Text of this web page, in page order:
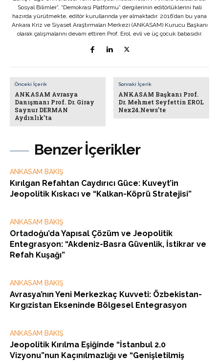
Benzer İçerikler
ANKASAM BAKIŞ
Kırılgan Refahtan Caydırıcı Güce: Kuveyt’in
Jeopolitik Kıskacı ve “Kalkan-Köprü Stratejisi”
ANKASAM BAKIŞ
Ortadoğu’da Yapısal Çözüm ve Jeopolitik
Entegrasyon: “Akdeniz-Basra Güvenlik, İstikrar ve
Refah Kuşağı”
ANKASAM BAKIŞ
Avrasya’nın Yeni Merkezkaç Kuvveti: Özbekistan-
Kırgızistan Ekseninde Bölgesel Entegrasyon
ANKASAM BAKIŞ
Jeopolitik Kırılma Eşiğinde “İstanbul 2.0
Vizyonu”nun Kaçınılmazlığı ve “Genişletilmiş
Sosyal Bilimler”, “Demokrasi Platformu” dergilerinin editörlüklerini hali
hazırda yürütmekte, editör kurullarında yer almaktadır. 2016’dan bu yana
Ankara Kriz ve Siyaset Araştırmaları Merkezi (ANKASAM) Kurucu Başkanı
olarak çalışmalarını devam ettiren Prof. Erol, evli ve üç çocuk babasıdır.
Önceki İçerik
ANKASAM Avrasya
Danışmanı Prof. Dr. Giray
Saynur DERMAN
Aydınlık’ta
Sonraki İçerik
ANKASAM Başkanı Prof.
Dr. Mehmet Seyfettin EROL
Nex24.News’te